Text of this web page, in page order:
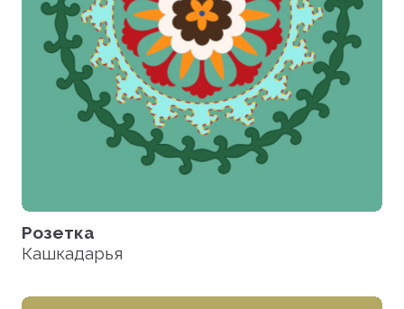
Розетка
Кашкадарья